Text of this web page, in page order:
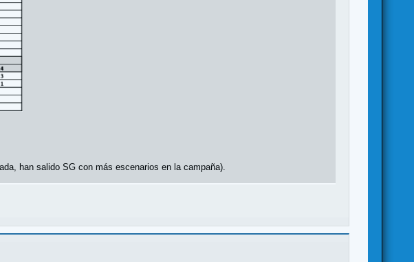
han salido SG con más escenarios en la campaña).